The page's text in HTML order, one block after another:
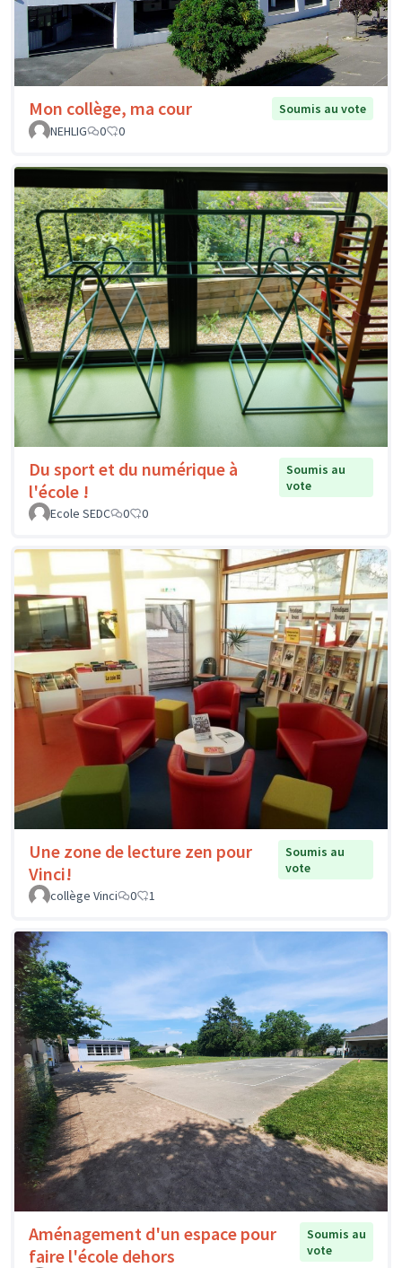
Mon collège, ma cour
Soumis au vote
NEHLIG
0 0
Du sport et du numérique à
l'école !
Soumis au
vote
Ecole SEDC
0 0
Une zone de lecture zen pour
Vinci!
Soumis au
vote
collège Vinci
0 1
Aménagement d'un espace pour
faire l'école dehors
Soumis au
vote